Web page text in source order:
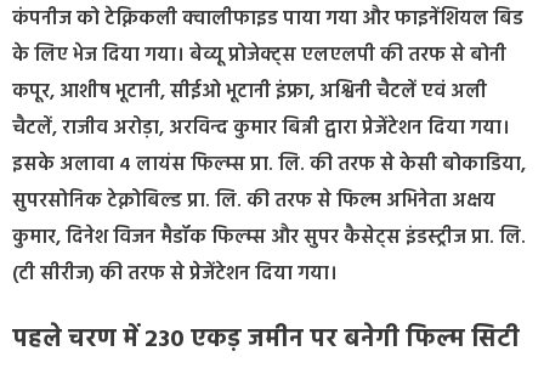
कंपनीज को टेक्निकली क्वालीफाइड पाया गया और फाइनेंशियल बिड
के लिए भेज दिया गया। बेव्यू प्रोजेक्ट्स एलएलपी की तरफ से बोनी
कपूर, आशीष भूटानी, सीईओ भूटानी इंफ्रा, अश्विनी चैटलें एवं अली
चैटलें, राजीव अरोड़ा, अरविन्द कुमार बिन्नी द्वारा प्रेजेंटेशन दिया गया।
इसके अलावा 4 लायंस फिल्म्स प्रा. लि. की तरफ से केसी बोकाडिया,
सुपरसोनिक टेक्नोबिल्ड प्रा. लि. की तरफ से फिल्म अभिनेता अक्षय
कुमार, दिनेश विजन मैडॉक फिल्म्स और सुपर कैसेट्स इंडस्ट्रीज प्रा. लि.
(टी सीरीज) की तरफ से प्रेजेंटेशन दिया गया।
पहले चरण में 230 एकड़ जमीन पर बनेगी फिल्म सिटी